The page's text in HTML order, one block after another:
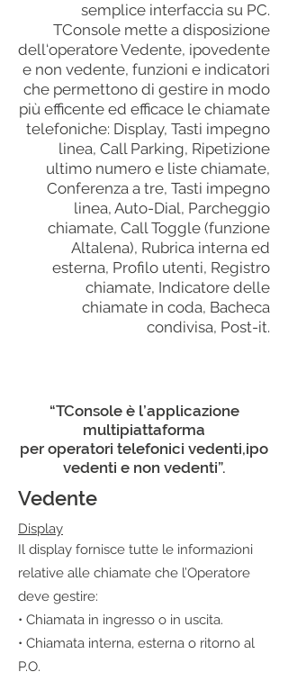
semplice interfaccia su PC.
TConsole mette a disposizione
dell‘operatore Vedente, ipovedente
e non vedente, funzioni e indicatori
che permettono di gestire in modo
più efficente ed efficace le chiamate
telefoniche: Display, Tasti impegno
linea, Call Parking, Ripetizione
ultimo numero e liste chiamate,
Conferenza a tre, Tasti impegno
linea, Auto-Dial, Parcheggio
chiamate, Call Toggle (funzione
Altalena), Rubrica interna ed
esterna, Profilo utenti, Registro
chiamate, Indicatore delle
chiamate in coda, Bacheca
condivisa, Post-it.
“TConsole è l’applicazione
multipiattaforma
per operatori telefonici vedenti,ipo
vedenti e non vedenti”.
Vedente
Display
Il display fornisce tutte le informazioni
relative alle chiamate che l’Operatore
deve gestire:
• Chiamata in ingresso o in uscita.
• Chiamata interna, esterna o ritorno al
P.O.